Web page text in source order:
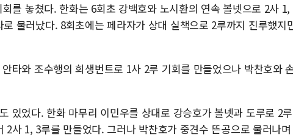
를 놓쳤다. 한화는 6회초 강백호와 노시환의 연속 볼넷으로 2사
물러났다. 8회초에는 페라자가 상대 실책으로 2루까지 진루했지
타와 조수행의 희생번트로 1사 2루 기회를 만들었으나 박찬호와
있었다. 한화 마무리 이민우를 상대로 강승호가 볼넷과 도루로 2
2사 1, 3루를 만들었다. 그러나 박찬호가 중견수 뜬공으로 물러나